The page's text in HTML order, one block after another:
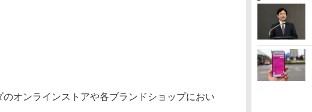
オンラインストアや各ブランドショップにおい